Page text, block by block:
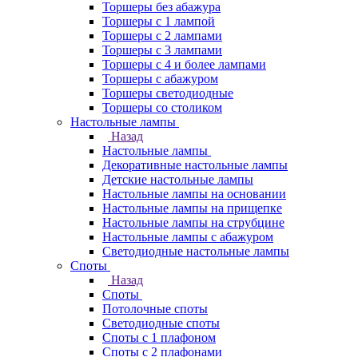
Торшеры без абажура
Торшеры с 1 лампой
Торшеры с 2 лампами
Торшеры с 3 лампами
Торшеры с 4 и более лампами
Торшеры с абажуром
Торшеры светодиодные
Торшеры со столиком
Настольные лампы
Назад
Настольные лампы
Декоративные настольные лампы
Детские настольные лампы
Настольные лампы на основании
Настольные лампы на прищепке
Настольные лампы на струбцине
Настольные лампы с абажуром
Светодиодные настольные лампы
Споты
Назад
Споты
Потолочные споты
Светодиодные споты
Споты с 1 плафоном
Споты с 2 плафонами